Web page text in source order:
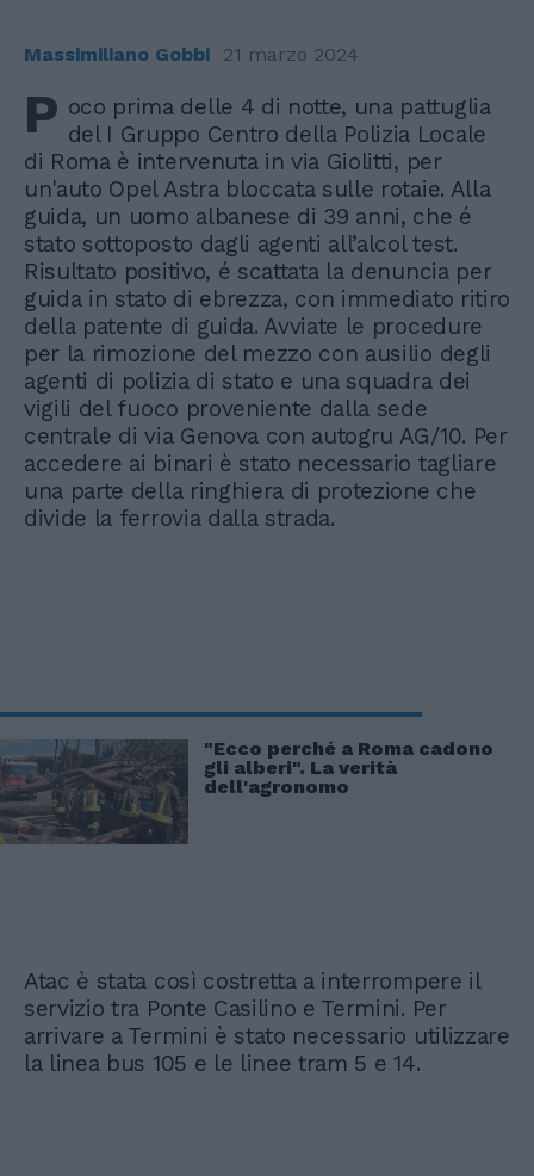
Massimiliano Gobbi 21 marzo 2024
P oco prima delle 4 di notte, una pattuglia
del I Gruppo Centro della Polizia Locale
di Roma è intervenuta in via Giolitti, per
un'auto Opel Astra bloccata sulle rotaie. Alla
guida, un uomo albanese di 39 anni, che é
stato sottoposto dagli agenti all’alcol test.
Risultato positivo, é scattata la denuncia per
guida in stato di ebrezza, con immediato ritiro
della patente di guida. Avviate le procedure
per la rimozione del mezzo con ausilio degli
agenti di polizia di stato e una squadra dei
vigili del fuoco proveniente dalla sede
centrale di via Genova con autogru AG/10. Per
accedere ai binari è stato necessario tagliare
una parte della ringhiera di protezione che
divide la ferrovia dalla strada.
"Ecco perché a Roma cadono
gli alberi". La verità
dell'agronomo
Atac è stata così costretta a interrompere il
servizio tra Ponte Casilino e Termini. Per
arrivare a Termini è stato necessario utilizzare
la linea bus 105 e le linee tram 5 e 14.